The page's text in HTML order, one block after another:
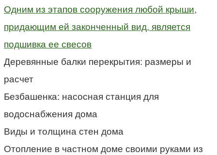
Одним из этапов сооружения любой крыши,
придающим ей законченный вид, является
подшивка ее свесов
Деревянные балки перекрытия: размеры и
расчет
Безбашенка: насосная станция для
водоснабжения дома
Виды и толщина стен дома
Отопление в частном доме своими руками из